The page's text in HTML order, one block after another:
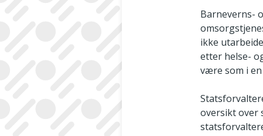
Barneverns-
ikke
etter helse-
være som i
oversikt over